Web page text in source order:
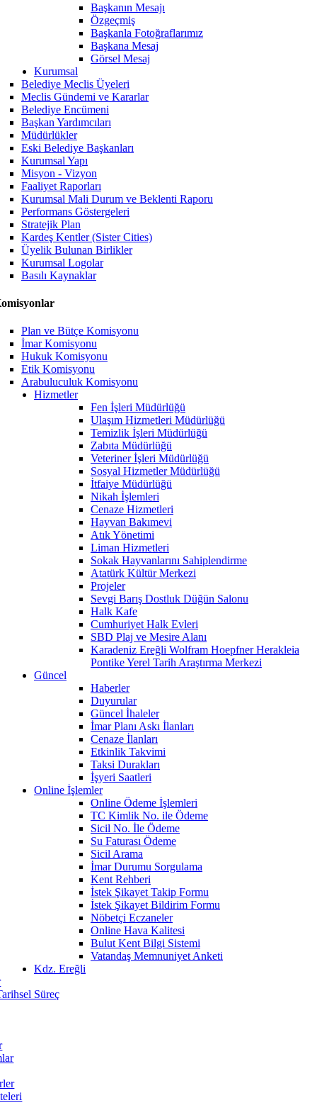
Başkanın Mesajı
Özgeçmiş
Başkanla Fotoğraflarımız
Başkana Mesaj
Görsel Mesaj
Kurumsal
Belediye Meclis Üyeleri
Meclis Gündemi ve Kararlar
Belediye Encümeni
Başkan Yardımcıları
Müdürlükler
Eski Belediye Başkanları
Kurumsal Yapı
Misyon - Vizyon
Faaliyet Raporları
Kurumsal Mali Durum ve Beklenti Raporu
Performans Göstergeleri
Stratejik Plan
Kardeş Kentler (Sister Cities)
Üyelik Bulunan Birlikler
Kurumsal Logolar
Basılı Kaynaklar
Plan ve Bütçe Komisyonu
İmar Komisyonu
Hukuk Komisyonu
Etik Komisyonu
Arabuluculuk Komisyonu
Hizmetler
Fen İşleri Müdürlüğü
Ulaşım Hizmetleri Müdürlüğü
Temizlik İşleri Müdürlüğü
Zabıta Müdürlüğü
Veteriner İşleri Müdürlüğü
Sosyal Hizmetler Müdürlüğü
İtfaiye Müdürlüğü
Nikah İşlemleri
Cenaze Hizmetleri
Hayvan Bakımevi
Atık Yönetimi
Liman Hizmetleri
Sokak Hayvanlarını Sahiplendirme
Atatürk Kültür Merkezi
Projeler
Sevgi Barış Dostluk Düğün Salonu
Halk Kafe
Cumhuriyet Halk Evleri
SBD Plaj ve Mesire Alanı
Karadeniz Ereğli Wolfram Hoepfner Herakleia
Pontike Yerel Tarih Araştırma Merkezi
Güncel
Haberler
Duyurular
Güncel İhaleler
İmar Planı Askı İlanları
Cenaze İlanları
Etkinlik Takvimi
Taksi Durakları
İşyeri Saatleri
Online İşlemler
Online Ödeme İşlemleri
TC Kimlik No. ile Ödeme
Sicil No. İle Ödeme
Su Faturası Ödeme
Sicil Arama
İmar Durumu Sorgulama
Kent Rehberi
İstek Şikayet Takip Formu
İstek Şikayet Bildirim Formu
Nöbetçi Eczaneler
Online Hava Kalitesi
Bulut Kent Bilgi Sistemi
Vatandaş Memnuniyet Anketi
Kdz. Ereğli
Süreç